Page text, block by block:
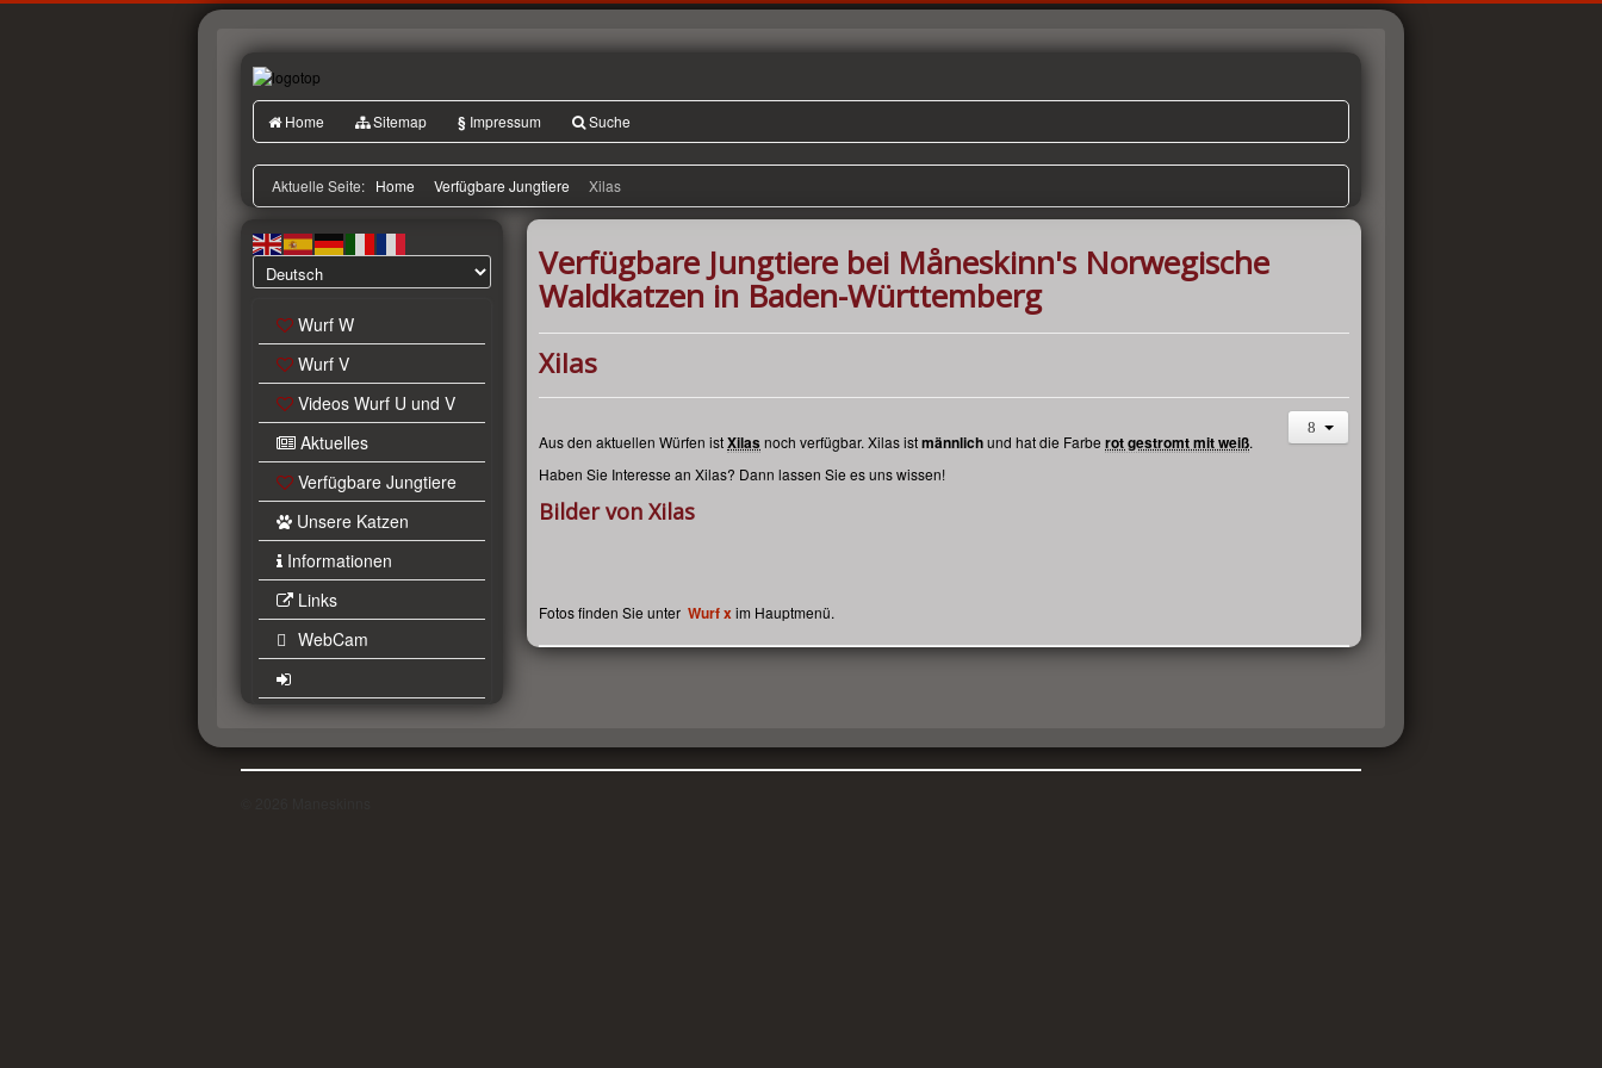
Home Sitemap § Impressum Suche
Aktuelle Seite: Home Verfügbare Jungtiere Xilas
Wurf W
Wurf V
Videos Wurf U und V
Aktuelles
Verfügbare Jungtiere
Unsere Katzen
Informationen
Links
WebCam
Verfügbare Jungtiere bei Måneskinn's Norwegische
Waldkatzen in Baden-Württemberg
Xilas
Aus den aktuellen Würfen istXilasnoch verfügbar. Xilas istmännlichund hat die Farbe rot gestromt mit weiß.
Haben Sie Interesse an Xilas? Dann lassen Sie es uns wissen!
Bilder von Xilas
Fotos finden Sie unter Wurf xim Hauptmenü.